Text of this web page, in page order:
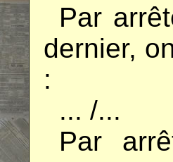
Par
dernier,
:
... /...
Par